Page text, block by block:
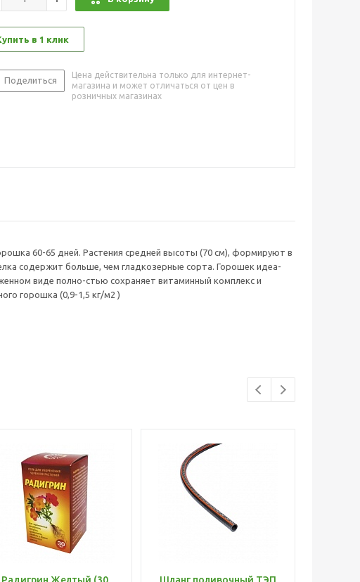
в 1 клик
Поделиться
Цена действительна только для интернет-
магазина и может отличаться от цен в
розничных магазинах
60-65 дней. Растения средней высоты (70 см), формируют в
содержит больше, чем гладкозерные сорта. Горошек идеа-
виде полно-стью сохраняет витаминный комплекс и
горошка (0,9-1,5 кг/м2 )